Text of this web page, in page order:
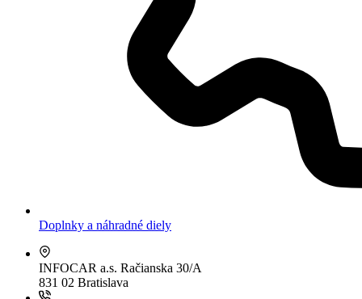
Doplnky a náhradné diely
INFOCAR a.s. Račianska 30/A
831 02 Bratislava